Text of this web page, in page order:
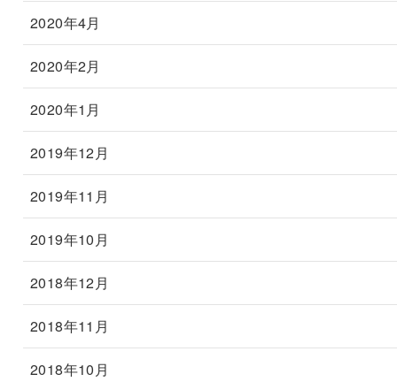
2020年4月
2020年2月
2020年1月
2019年12月
2019年11月
2019年10月
2018年12月
2018年11月
2018年10月